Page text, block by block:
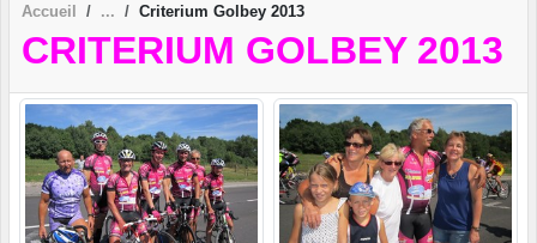
Accueil Criterium Golbey 2013
CRITERIUM GOLBEY 2013